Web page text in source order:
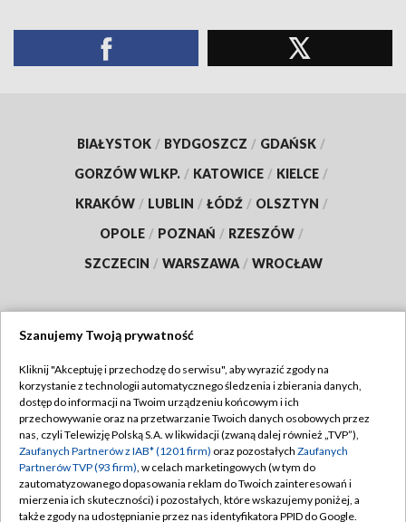
BIAŁYSTOK / BYDGOSZCZ / GDAŃSK /
GORZÓW WLKP. / KATOWICE / KIELCE /
KRAKÓW / LUBLIN / ŁÓDŹ / OLSZTYN /
OPOLE / POZNAŃ / RZESZÓW /
SZCZECIN / WARSZAWA / WROCŁAW
TVP
Abonament TVP
Emisja w TVP
Centrum informacji TVP
Naziemna Telewizja Cyfrowa
Regulamin TVP
Polityka prywatności
Moje zgody
Pomoc
Szanujemy Twoją prywatność
Kliknij "Akceptuję i przechodzę do serwisu", aby wyrazić zgody na
korzystanie z technologii automatycznego śledzenia i zbierania danych,
dostęp do informacji na Twoim urządzeniu końcowym i ich
przechowywanie oraz na przetwarzanie Twoich danych osobowych przez
nas, czyli Telewizję Polską S.A. w likwidacji (zwaną dalej również „TVP”),
Zaufanych Partnerów z IAB* (1201 firm) oraz pozostałych Zaufanych
Partnerów TVP (93 firm), w celach marketingowych (w tym do
zautomatyzowanego dopasowania reklam do Twoich zainteresowań i
mierzenia ich skuteczności) i pozostałych, które wskazujemy poniżej, a
także zgody na udostępnianie przez nas identyfikatora PPID do Google.